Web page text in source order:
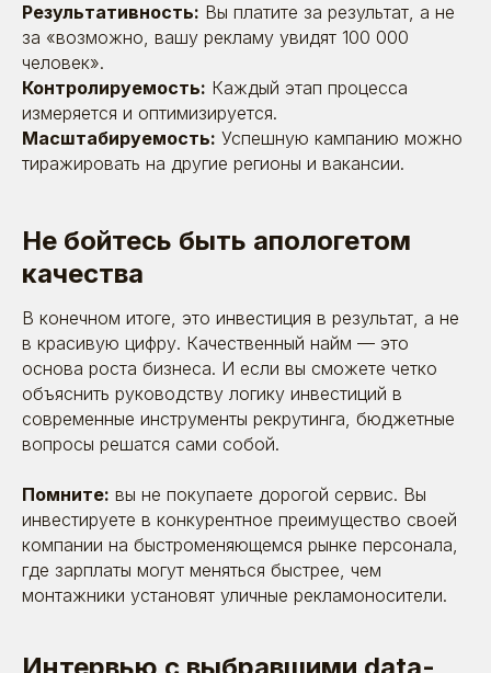
Результативность: Вы платите за результат, а не
за «возможно, вашу рекламу увидят 100 000
человек».
Контролируемость: Каждый этап процесса
измеряется и оптимизируется.
Масштабируемость: Успешную кампанию можно
тиражировать на другие регионы и вакансии.
Не бойтесь быть апологетом
качества
В конечном итоге, это инвестиция в результат, а не
в красивую цифру. Качественный найм — это
основа роста бизнеса. И если вы сможете четко
объяснить руководству логику инвестиций в
современные инструменты рекрутинга, бюджетные
вопросы решатся сами собой.
Помните: вы не покупаете дорогой сервис. Вы
инвестируете в конкурентное преимущество своей
компании на быстроменяющемся рынке персонала,
где зарплаты могут меняться быстрее, чем
монтажники установят уличные рекламоносители.
Поговорим?
Оставьте заявку. Позвоним, расскажем
о себе, выслушаем вас — и постараемся
быть полезными
Отправить